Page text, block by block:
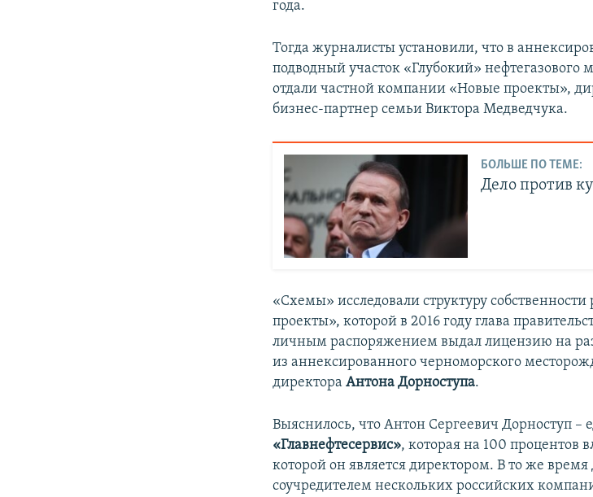
года.
Тогда журналисты установили, что в
подводный участок «Глубокий»
отдали частной компании «Новые проекты»,
бизнес-партнер семьи Виктора Медведчука.
БОЛЬШЕ ПО ТЕМЕ:
Дело против
«Схемы» исследовали структуру
проекты», которой в 2016 году глава
личным распоряжением выдал лицензию на
из аннексированного черноморского
директораАнтона Дорноступа.
Выяснилось, что Антон Сергеевич Дорноступ
«Главнефтесервис», которая на 100 процентов
которой он является директором. В то же время
соучредителем нескольких российских